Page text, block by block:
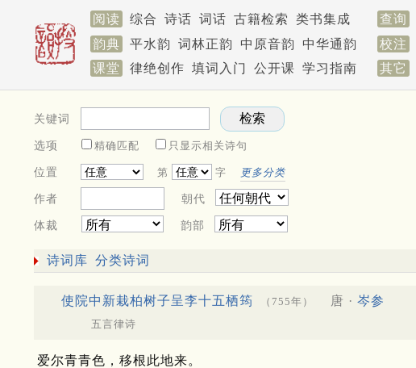
阅读 综合 诗话 词话 古籍检索 类书集成 查询
韵典
平水韵 词林正韵 中原音韵 中华通韵 校注
课堂
律绝创作 填词入门 公开课 学习指南 其它
关键词
选项 精确匹配 只显示相关诗句
位置 第 字 更多分类
作者 朝代
体裁 韵部
诗词库 分类诗词
使院中新栽柏树子呈李十五栖筠 （755年） 唐 · 岑参
五言律诗
爱尔青青色，移根此地来。